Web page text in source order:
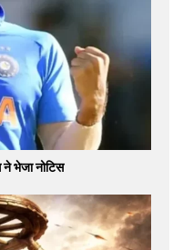
भेजा नोटिस